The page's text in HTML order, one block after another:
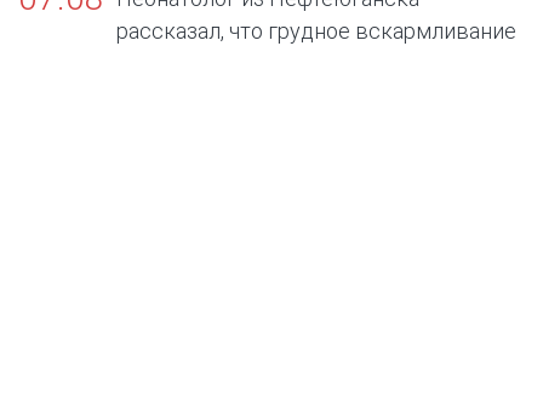
рассказал, что грудное вскармливание